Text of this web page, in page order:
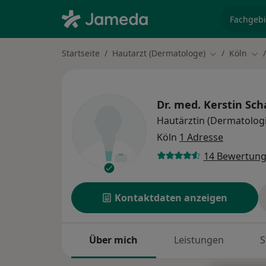
Startseite Hautarzt (Dermatologe) Stadt ändern
Köln
Dr. med. Kerstin
Hautärztin
Köln 1 Adresse
14
Kontaktdaten anzeigen
Über mich Leistungen